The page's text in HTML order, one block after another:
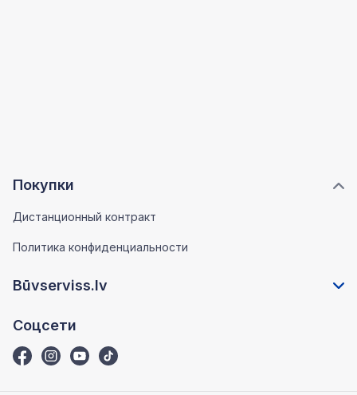
Покупки
Дистанционный контракт
Политика конфиденциальности
Būvserviss.lv
Соцсети